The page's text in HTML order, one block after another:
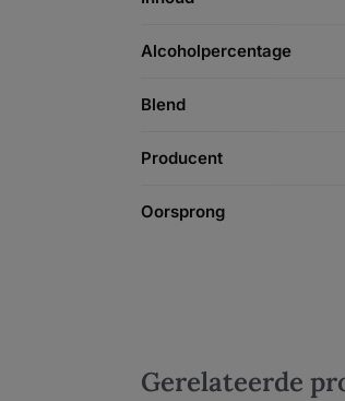
Alcoholpercentage
Blend
Producent
Oorsprong
Gerelateerde